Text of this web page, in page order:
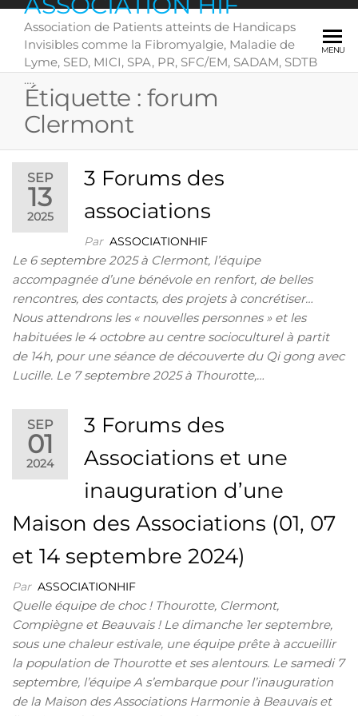
Skip
content
Association de Patients atteints de Handicaps
Invisibles comme la Fibromyalgie, Maladie de
Lyme, SED, MICI, SPA, PR, SFC/EM, SADAM, SDTB
….
MENU
Étiquette : forum
Clermont
SEP
13
2025
3 Forums des
associations
Par ASSOCIATIONHIF
Le 6 septembre 2025 à Clermont, l’équipe
accompagnée d’une bénévole en renfort, de belles
rencontres, des contacts, des projets à concrétiser…
Nous attendrons les « nouvelles personnes » et les
habituées le 4 octobre au centre socioculturel à partit
de 14h, pour une séance de découverte du Qi gong avec
Lucille. Le 7 septembre 2025 à Thourotte,…
SEP
01
2024
3 Forums des
Associations et une
inauguration d’une
Maison des Associations (01, 07
et 14 septembre 2024)
Par ASSOCIATIONHIF
Quelle équipe de choc ! Thourotte, Clermont,
Compiègne et Beauvais ! Le dimanche 1er septembre,
sous une chaleur estivale, une équipe prête à accueillir
la population de Thourotte et ses alentours. Le samedi 7
septembre, l’équipe A s’embarque pour l’inauguration
de la Maison des Associations Harmonie à Beauvais et